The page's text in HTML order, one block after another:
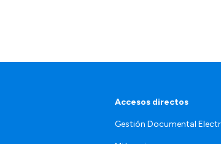
Accesos directos
Gestión Documental